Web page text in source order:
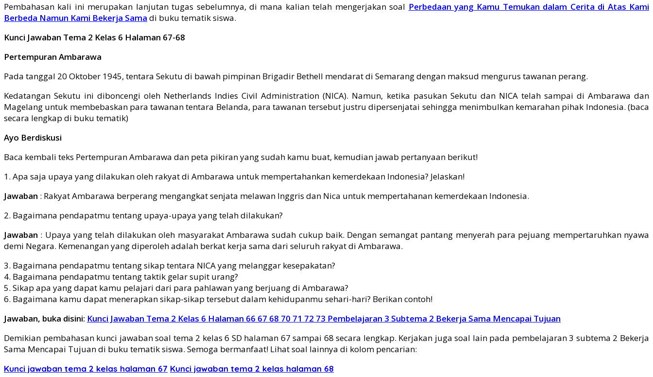
Pembahasan kali ini merupakan lanjutan tugas sebelumnya, di mana kalian telah mengerjakan soal Perbedaan yang Kamu Temukan dalam Cerita di Atas Kami
Berbeda Namun Kami Bekerja Sama di buku tematik siswa.
Kunci Jawaban Tema 2 Kelas 6 Halaman 67-68
Pertempuran Ambarawa
Pada tanggal 20 Oktober 1945, tentara Sekutu di bawah pimpinan Brigadir Bethell mendarat di Semarang dengan maksud mengurus tawanan perang.
Kedatangan Sekutu ini diboncengi oleh Netherlands Indies Civil Administration (NICA). Namun, ketika pasukan Sekutu dan NICA telah sampai di Ambarawa dan
Magelang untuk membebaskan para tawanan tentara Belanda, para tawanan tersebut justru dipersenjatai sehingga menimbulkan kemarahan pihak Indonesia. (baca
secara lengkap di buku tematik)
Ayo Berdiskusi
Baca kembali teks Pertempuran Ambarawa dan peta pikiran yang sudah kamu buat, kemudian jawab pertanyaan berikut!
1. Apa saja upaya yang dilakukan oleh rakyat di Ambarawa untuk mempertahankan kemerdekaan Indonesia? Jelaskan!
Jawaban : Rakyat Ambarawa berperang mengangkat senjata melawan Inggris dan Nica untuk mempertahanan kemerdekaan Indonesia.
2. Bagaimana pendapatmu tentang upaya-upaya yang telah dilakukan?
Jawaban : Upaya yang telah dilakukan oleh masyarakat Ambarawa sudah cukup baik. Dengan semangat pantang menyerah para pejuang mempertaruhkan nyawa
demi Negara. Kemenangan yang diperoleh adalah berkat kerja sama dari seluruh rakyat di Ambarawa.
3. Bagaimana pendapatmu tentang sikap tentara NICA yang melanggar kesepakatan?
4. Bagaimana pendapatmu tentang taktik gelar supit urang?
5. Sikap apa yang dapat kamu pelajari dari para pahlawan yang berjuang di Ambarawa?
6. Bagaimana kamu dapat menerapkan sikap-sikap tersebut dalam kehidupanmu sehari-hari? Berikan contoh!
Jawaban, buka disini: Kunci Jawaban Tema 2 Kelas 6 Halaman 66 67 68 70 71 72 73 Pembelajaran 3 Subtema 2 Bekerja Sama Mencapai Tujuan
Demikian pembahasan kunci jawaban soal tema 2 kelas 6 SD halaman 67 sampai 68 secara lengkap. Kerjakan juga soal lain pada pembelajaran 3 subtema 2 Bekerja
Sama Mencapai Tujuan di buku tematik siswa. Semoga bermanfaat! Lihat soal lainnya di kolom pencarian:
Kunci jawaban tema 2 kelas halaman 67 Kunci jawaban tema 2 kelas halaman 68